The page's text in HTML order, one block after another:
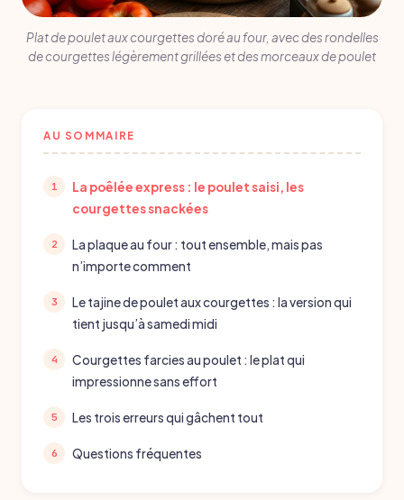
Plat de poulet aux courgettes doré au four, avec des rondelles
de courgettes légèrement grillées et des morceaux de poulet
AU SOMMAIRE
La poêlée express : le poulet saisi, les
courgettes snackées
La plaque au four : tout ensemble, mais pas
n’importe comment
Le tajine de poulet aux courgettes : la version qui
tient jusqu’à samedi midi
Courgettes farcies au poulet : le plat qui
impressionne sans effort
Les trois erreurs qui gâchent tout
Questions fréquentes